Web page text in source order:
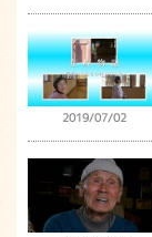
2019/07/02